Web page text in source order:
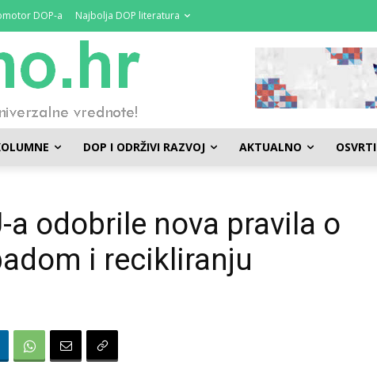
DOP-a Najbolja DOP literatura
DOP I ODRŽIVI RAZVOJ AKTUALNO OSVRTI
a odobrile nova pravila o
i recikliranju